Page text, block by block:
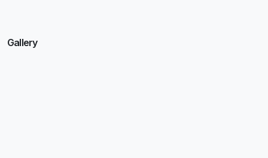
Gallery